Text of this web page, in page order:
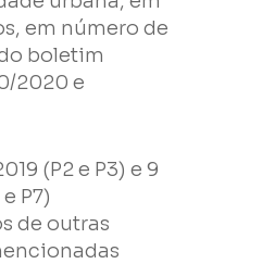
em número de
boletim
2020 e
(P2 e P3) e 9
P7)
de outras